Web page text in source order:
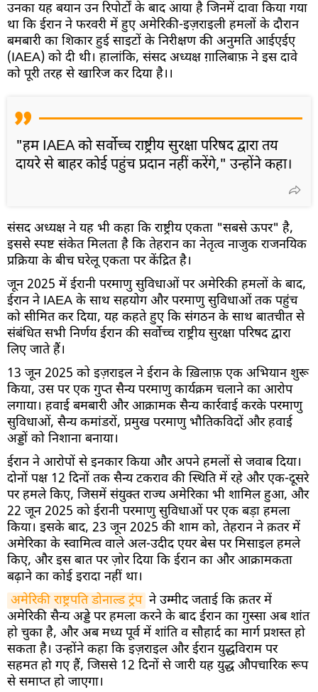
उनका यह बयान उन रिपोर्टों के बाद आया है जिनमें दावा किया गया
था कि ईरान ने फरवरी में हुए अमेरिकी-इज़राइली हमलों के दौरान
बमबारी का शिकार हुई साइटों के निरीक्षण की अनुमति आईएईए
(IAEA) को दी थी। हालांकि, संसद अध्यक्ष ग़ालिबाफ़ ने इस दावे
को पूरी तरह से खारिज कर दिया है।।
"हम IAEA को सर्वोच्च राष्ट्रीय सुरक्षा परिषद द्वारा तय
दायरे से बाहर कोई पहुंच प्रदान नहीं करेंगे," उन्होंने कहा।
संसद अध्यक्ष ने यह भी कहा कि राष्ट्रीय एकता "सबसे ऊपर" है,
इससे स्पष्ट संकेत मिलता है कि तेहरान का नेतृत्व नाजुक राजनयिक
प्रक्रिया के बीच घरेलू एकता पर केंद्रित है।
जून 2025 में ईरानी परमाणु सुविधाओं पर अमेरिकी हमलों के बाद,
ईरान ने IAEA के साथ सहयोग और परमाणु सुविधाओं तक पहुंच
को सीमित कर दिया, यह कहते हुए कि संगठन के साथ बातचीत से
संबंधित सभी निर्णय ईरान की सर्वोच्च राष्ट्रीय सुरक्षा परिषद द्वारा
लिए जाते हैं।
13 जून 2025 को इज़राइल ने ईरान के ख़िलाफ़ एक अभियान शुरू
किया, उस पर एक गुप्त सैन्य परमाणु कार्यक्रम चलाने का आरोप
लगाया। हवाई बमबारी और आक्रामक सैन्य कार्रवाई करके परमाणु
सुविधाओं, सैन्य कमांडरों, प्रमुख परमाणु भौतिकविदों और हवाई
अड्डों को निशाना बनाया।
ईरान ने आरोपों से इनकार किया और अपने हमलों से जवाब दिया।
दोनों पक्ष 12 दिनों तक सैन्य टकराव की स्थिति में रहे और एक-दूसरे
पर हमले किए, जिसमें संयुक्त राज्य अमेरिका भी शामिल हुआ, और
22 जून 2025 को ईरानी परमाणु सुविधाओं पर एक बड़ा हमला
किया। इसके बाद, 23 जून 2025 की शाम को, तेहरान ने क़तर में
अमेरिका के स्वामित्व वाले अल-उदीद एयर बेस पर मिसाइल हमले
किए, और इस बात पर ज़ोर दिया कि ईरान का और आक्रामकता
बढ़ाने का कोई इरादा नहीं था।
अमेरिकी राष्ट्रपति डोनाल्ड ट्रंप ने उम्मीद जताई कि क़तर में
अमेरिकी सैन्य अड्डे पर हमला करने के बाद ईरान का गुस्सा अब शांत
हो चुका है, और अब मध्य पूर्व में शांति व सौहार्द का मार्ग प्रशस्त हो
सकता है। उन्होंने कहा कि इज़राइल और ईरान युद्धविराम पर
सहमत हो गए हैं, जिससे 12 दिनों से जारी यह युद्ध औपचारिक रूप
से समाप्त हो जाएगा।